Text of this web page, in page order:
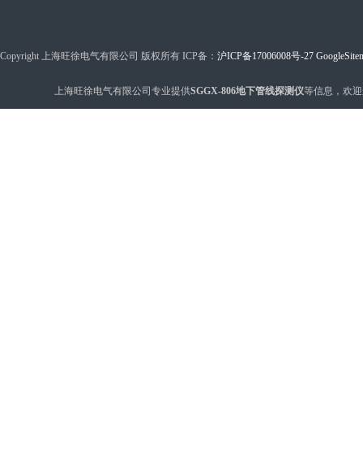
Copyright 上海旺徐电气有限公司 版权所有 ICP备： 沪ICP备17006008号-27
上海旺徐电气有限公司专业提供SGGX-806地下管线探测仪等信息，欢